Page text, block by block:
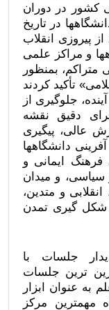
کشور در دوران
در تاریخ
پیروزی انقلاب
و مراکز علمی
متراکم، بمنظور
تأکید کردند
جلوگیری از
دقیق نقشه
عالی، پیگیری
دانشگاهها
ایمانی و
و میدان
و متدین،
شکل گیری تمدن
جلسات با
ترین جلسات
به عنوان ابزار
مهمترین مرکز